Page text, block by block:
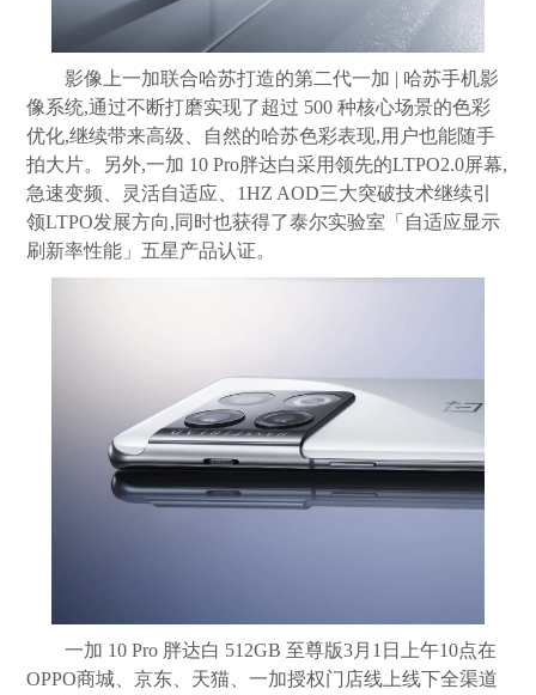
影像上一加联合哈苏打造的第二代一加 | 哈苏手机影
像系统,通过不断打磨实现了超过 500 种核心场景的色彩
优化,继续带来高级、自然的哈苏色彩表现,用户也能随手
拍大片。另外,一加 10 Pro胖达白采用领先的LTPO2.0屏幕,
急速变频、灵活自适应、1HZ AOD三大突破技术继续引
领LTPO发展方向,同时也获得了泰尔实验室「自适应显示
刷新率性能」五星产品认证。
一加 10 Pro 胖达白 512GB 至尊版3月1日上午10点在
OPPO商城、京东、天猫、一加授权门店线上线下全渠道